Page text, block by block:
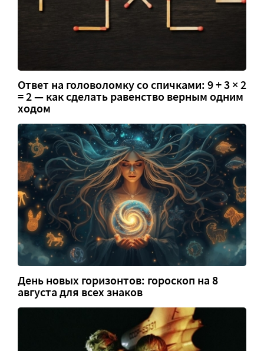
Ответ на головоломку со спичками: 9 + 3 × 2
= 2 — как сделать равенство верным одним
ходом
День новых горизонтов: гороскоп на 8
августа для всех знаков